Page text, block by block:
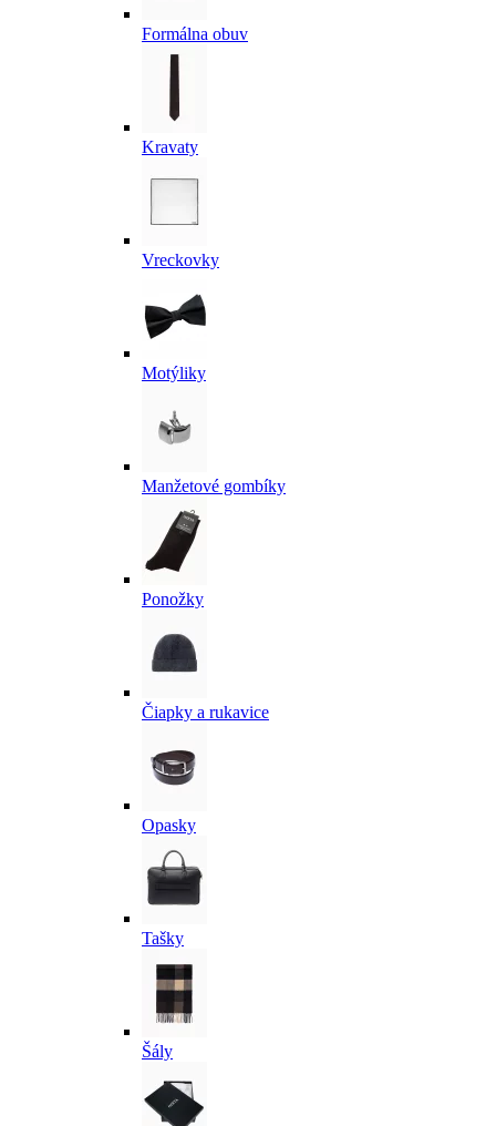
Formálna obuv
Kravaty
Vreckovky
Motýliky
Manžetové gombíky
Ponožky
Čiapky a rukavice
Opasky
Tašky
Šály